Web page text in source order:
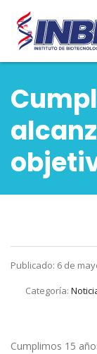
Publicado: 6 de
Categoría:
Cumplimos 15